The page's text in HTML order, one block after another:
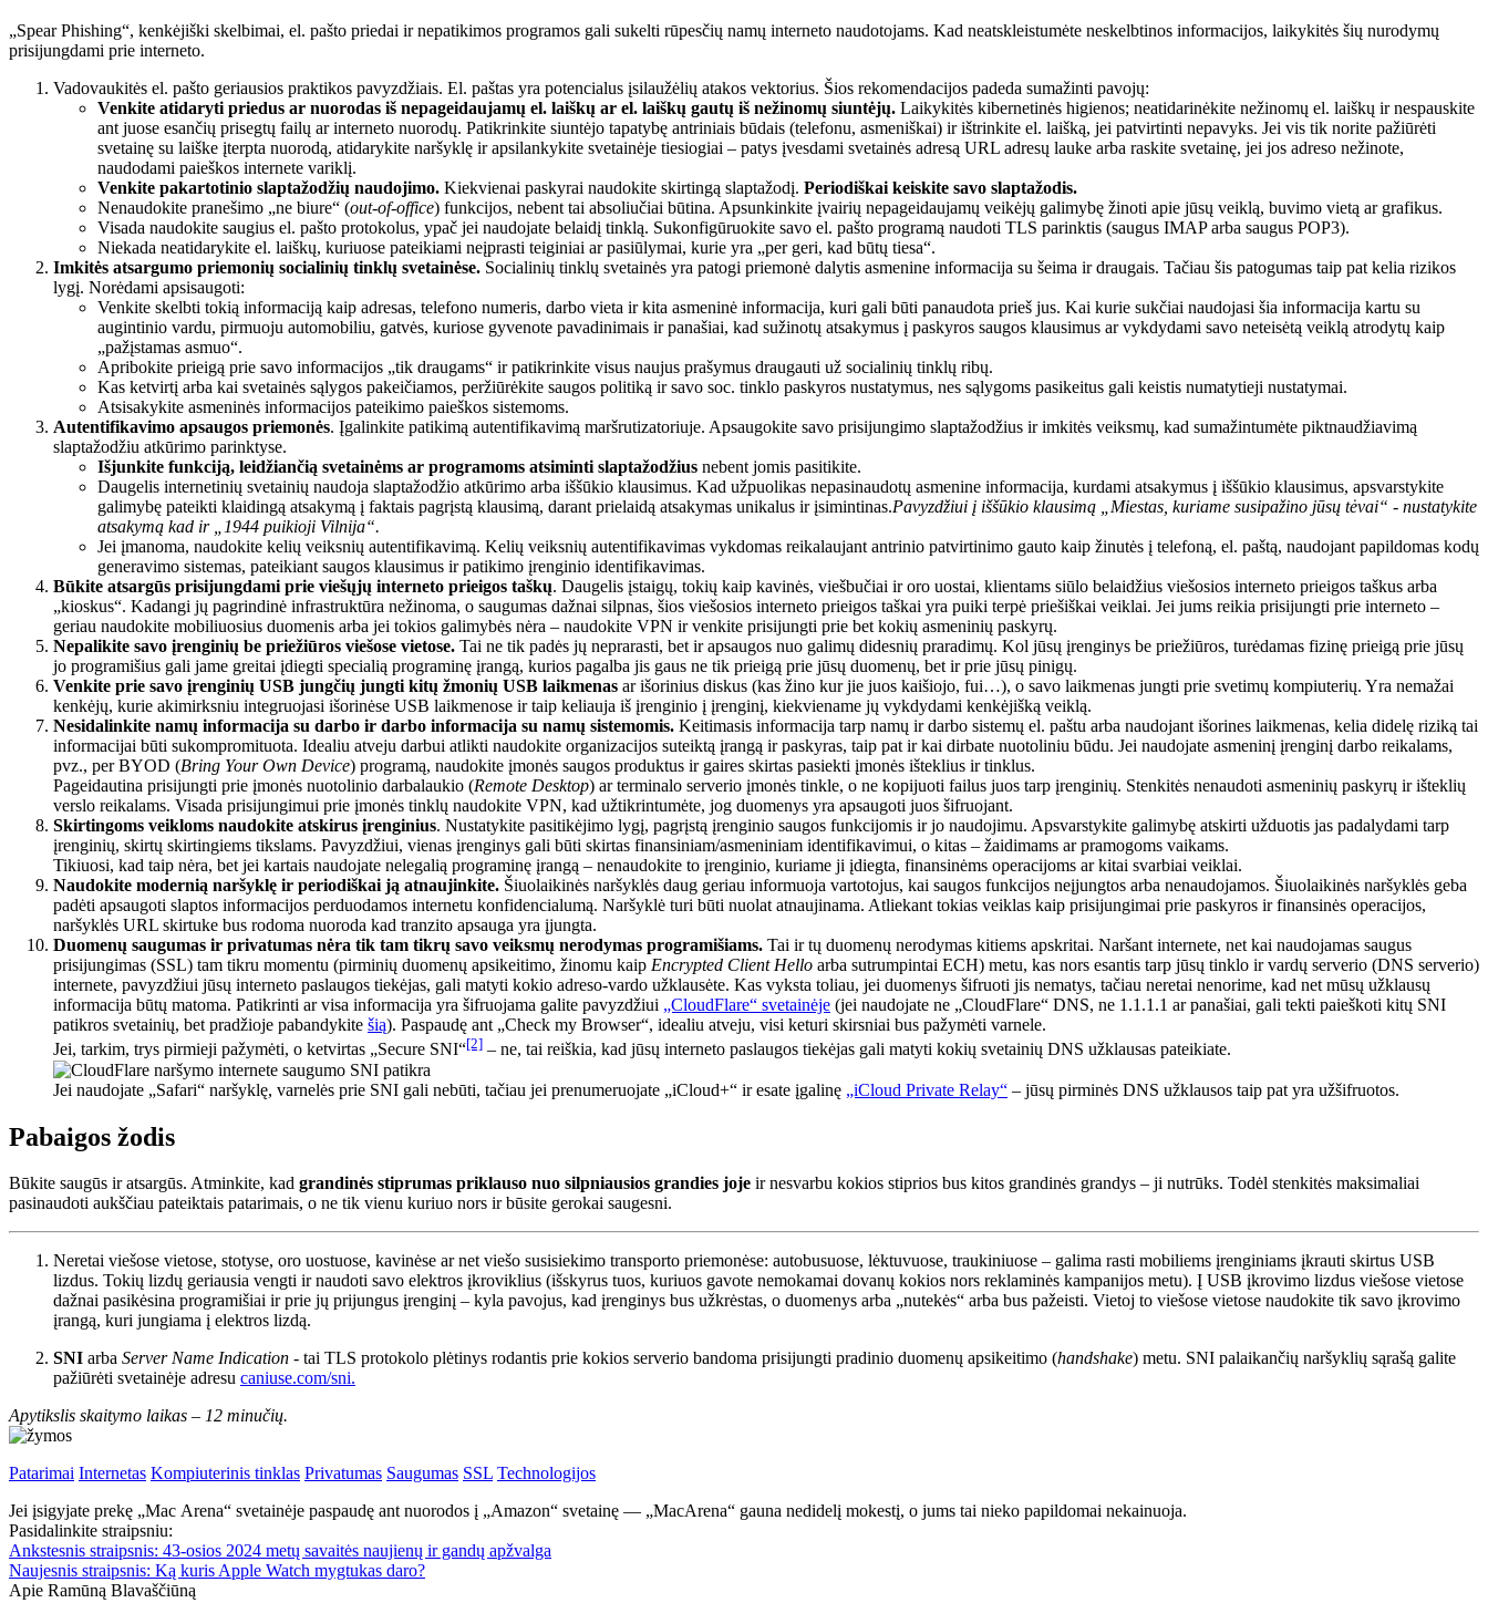
„Spear Phishing“, kenkėjiški skelbimai, el. pašto priedai ir nepatikimos programos gali sukelti rūpesčių namų interneto naudotojams. Kad neatskleistumėte neskelbtinos informacijos, laikykitės šių nurodymų
prisijungdami prie interneto.
Vadovaukitės el. pašto geriausios praktikos pavyzdžiais. El. paštas yra potencialus įsilaužėlių atakos vektorius. Šios rekomendacijos padeda sumažinti pavojų:
Venkite atidaryti priedus ar nuorodas iš nepageidaujamų el. laiškų ar el. laiškų gautų iš nežinomų siuntėjų. Laikykitės kibernetinės higienos; neatidarinėkite nežinomų el. laiškų ir nespauskite
ant juose esančių prisegtų failų ar interneto nuorodų. Patikrinkite siuntėjo tapatybę antriniais būdais (telefonu, asmeniškai) ir ištrinkite el. laišką, jei patvirtinti nepavyks. Jei vis tik norite pažiūrėti
svetainę su laiške įterpta nuorodą, atidarykite naršyklę ir apsilankykite svetainėje tiesiogiai – patys įvesdami svetainės adresą URL adresų lauke arba raskite svetainę, jei jos adreso nežinote,
naudodami paieškos internete variklį.
Venkite pakartotinio slaptažodžių naudojimo. Kiekvienai paskyrai naudokite skirtingą slaptažodį. Periodiškai keiskite savo slaptažodis.
Nenaudokite pranešimo „ne biure“ (out-of-office) funkcijos, nebent tai absoliučiai būtina. Apsunkinkite įvairių nepageidaujamų veikėjų galimybę žinoti apie jūsų veiklą, buvimo vietą ar grafikus.
Visada naudokite saugius el. pašto protokolus, ypač jei naudojate belaidį tinklą. Sukonfigūruokite savo el. pašto programą naudoti TLS parinktis (saugus IMAP arba saugus POP3).
Niekada neatidarykite el. laiškų, kuriuose pateikiami neįprasti teiginiai ar pasiūlymai, kurie yra „per geri, kad būtų tiesa“.
Imkitės atsargumo priemonių socialinių tinklų svetainėse. Socialinių tinklų svetainės yra patogi priemonė dalytis asmenine informacija su šeima ir draugais. Tačiau šis patogumas taip pat kelia rizikos
lygį. Norėdami apsisaugoti:
Venkite skelbti tokią informaciją kaip adresas, telefono numeris, darbo vieta ir kita asmeninė informacija, kuri gali būti panaudota prieš jus. Kai kurie sukčiai naudojasi šia informacija kartu su
augintinio vardu, pirmuoju automobiliu, gatvės, kuriose gyvenote pavadinimais ir panašiai, kad sužinotų atsakymus į paskyros saugos klausimus ar vykdydami savo neteisėtą veiklą atrodytų kaip
„pažįstamas asmuo“.
Apribokite prieigą prie savo informacijos „tik draugams“ ir patikrinkite visus naujus prašymus draugauti už socialinių tinklų ribų.
Kas ketvirtį arba kai svetainės sąlygos pakeičiamos, peržiūrėkite saugos politiką ir savo soc. tinklo paskyros nustatymus, nes sąlygoms pasikeitus gali keistis numatytieji nustatymai.
Atsisakykite asmeninės informacijos pateikimo paieškos sistemoms.
Autentifikavimo apsaugos priemonės. Įgalinkite patikimą autentifikavimą maršrutizatoriuje. Apsaugokite savo prisijungimo slaptažodžius ir imkitės veiksmų, kad sumažintumėte piktnaudžiavimą
slaptažodžiu atkūrimo parinktyse.
Išjunkite funkciją, leidžiančią svetainėms ar programoms atsiminti slaptažodžius nebent jomis pasitikite.
Daugelis internetinių svetainių naudoja slaptažodžio atkūrimo arba iššūkio klausimus. Kad užpuolikas nepasinaudotų asmenine informacija, kurdami atsakymus į iššūkio klausimus, apsvarstykite
galimybę pateikti klaidingą atsakymą į faktais pagrįstą klausimą, darant prielaidą atsakymas unikalus ir įsimintinas.Pavyzdžiui į iššūkio klausimą „Miestas, kuriame susipažino jūsų tėvai“ - nustatykite
atsakymą kad ir „1944 puikioji Vilnija“.
Jei įmanoma, naudokite kelių veiksnių autentifikavimą. Kelių veiksnių autentifikavimas vykdomas reikalaujant antrinio patvirtinimo gauto kaip žinutės į telefoną, el. paštą, naudojant papildomas kodų
generavimo sistemas, pateikiant saugos klausimus ir patikimo įrenginio identifikavimas.
Būkite atsargūs prisijungdami prie viešųjų interneto prieigos taškų. Daugelis įstaigų, tokių kaip kavinės, viešbučiai ir oro uostai, klientams siūlo belaidžius viešosios interneto prieigos taškus arba
„kioskus“. Kadangi jų pagrindinė infrastruktūra nežinoma, o saugumas dažnai silpnas, šios viešosios interneto prieigos taškai yra puiki terpė priešiškai veiklai. Jei jums reikia prisijungti prie interneto –
geriau naudokite mobiliuosius duomenis arba jei tokios galimybės nėra – naudokite VPN ir venkite prisijungti prie bet kokių asmeninių paskyrų.
Nepalikite savo įrenginių be priežiūros viešose vietose. Tai ne tik padės jų neprarasti, bet ir apsaugos nuo galimų didesnių praradimų. Kol jūsų įrenginys be priežiūros, turėdamas fizinę prieigą prie jūsų
jo programišius gali jame greitai įdiegti specialią programinę įrangą, kurios pagalba jis gaus ne tik prieigą prie jūsų duomenų, bet ir prie jūsų pinigų.
Venkite prie savo įrenginių USB jungčių jungti kitų žmonių USB laikmenas ar išorinius diskus (kas žino kur jie juos kaišiojo, fui…), o savo laikmenas jungti prie svetimų kompiuterių. Yra nemažai
kenkėjų, kurie akimirksniu integruojasi išorinėse USB laikmenose ir taip keliauja iš įrenginio į įrenginį, kiekviename jų vykdydami kenkėjišką veiklą.
Nesidalinkite namų informacija su darbo ir darbo informacija su namų sistemomis. Keitimasis informacija tarp namų ir darbo sistemų el. paštu arba naudojant išorines laikmenas, kelia didelę riziką tai
informacijai būti sukompromituota. Idealiu atveju darbui atlikti naudokite organizacijos suteiktą įrangą ir paskyras, taip pat ir kai dirbate nuotoliniu būdu. Jei naudojate asmeninį įrenginį darbo reikalams,
pvz., per BYOD (‌Bring Your Own Device) programą, naudokite įmonės saugos produktus ir gaires skirtas pasiekti įmonės išteklius ir tinklus.
Pageidautina prisijungti prie įmonės nuotolinio darbalaukio (Remote Desktop) ar terminalo serverio įmonės tinkle, o ne kopijuoti failus juos tarp įrenginių. Stenkitės nenaudoti asmeninių paskyrų ir išteklių
verslo reikalams. Visada prisijungimui prie įmonės tinklų naudokite VPN, kad užtikrintumėte, jog duomenys yra apsaugoti juos šifruojant.
Skirtingoms veikloms naudokite atskirus įrenginius. Nustatykite pasitikėjimo lygį, pagrįstą įrenginio saugos funkcijomis ir jo naudojimu. Apsvarstykite galimybę atskirti užduotis jas padalydami tarp
įrenginių, skirtų skirtingiems tikslams. Pavyzdžiui, vienas įrenginys gali būti skirtas finansiniam/asmeniniam identifikavimui, o kitas – žaidimams ar pramogoms vaikams.
Tikiuosi, kad taip nėra, bet jei kartais naudojate nelegalią programinę įrangą – nenaudokite to įrenginio, kuriame ji įdiegta, finansinėms operacijoms ar kitai svarbiai veiklai.
Naudokite modernią naršyklę ir periodiškai ją atnaujinkite. Šiuolaikinės naršyklės daug geriau informuoja vartotojus, kai saugos funkcijos neįjungtos arba nenaudojamos. Šiuolaikinės naršyklės geba
padėti apsaugoti slaptos informacijos perduodamos internetu konfidencialumą. Naršyklė turi būti nuolat atnaujinama. Atliekant tokias veiklas kaip prisijungimai prie paskyros ir finansinės operacijos,
naršyklės URL skirtuke bus rodoma nuoroda kad tranzito apsauga yra įjungta.
Duomenų saugumas ir privatumas nėra tik tam tikrų savo veiksmų nerodymas programišiams. Tai ir tų duomenų nerodymas kitiems apskritai. Naršant internete, net kai naudojamas saugus
prisijungimas (SSL) tam tikru momentu (pirminių duomenų apsikeitimo, žinomu kaip Encrypted Client Hello arba sutrumpintai ECH) metu, kas nors esantis tarp jūsų tinklo ir vardų serverio (DNS serverio)
internete, pavyzdžiui jūsų interneto paslaugos tiekėjas, gali matyti kokio adreso-vardo užklausėte. Kas vyksta toliau, jei duomenys šifruoti jis nematys, tačiau neretai nenorime, kad net mūsų užklausų
informacija būtų matoma. Patikrinti ar visa informacija yra šifruojama galite pavyzdžiui „CloudFlare“ svetainėje (jei naudojate ne „CloudFlare“ DNS, ne 1.1.1.1 ar panašiai, gali tekti paieškoti kitų SNI
patikros svetainių, bet pradžioje pabandykite šią). Paspaudę ant „Check my Browser“, idealiu atveju, visi keturi skirsniai bus pažymėti varnele.
Jei, tarkim, trys pirmieji pažymėti, o ketvirtas „Secure SNI“[2] – ne, tai reiškia, kad jūsų interneto paslaugos tiekėjas gali matyti kokių svetainių DNS užklausas pateikiate.
Jei naudojate „Safari“ naršyklę, varnelės prie SNI gali nebūti, tačiau jei prenumeruojate „iCloud+“ ir esate įgalinę „iCloud Private Relay“ – jūsų pirminės DNS užklausos taip pat yra užšifruotos.
Pabaigos žodis
Būkite saugūs ir atsargūs. Atminkite, kad grandinės stiprumas priklauso nuo silpniausios grandies joje ir nesvarbu kokios stiprios bus kitos grandinės grandys – ji nutrūks. Todėl stenkitės maksimaliai
pasinaudoti aukščiau pateiktais patarimais, o ne tik vienu kuriuo nors ir būsite gerokai saugesni.
Neretai viešose vietose, stotyse, oro uostuose, kavinėse ar net viešo susisiekimo transporto priemonėse: autobusuose, lėktuvuose, traukiniuose – galima rasti mobiliems įrenginiams įkrauti skirtus USB
lizdus. Tokių lizdų geriausia vengti ir naudoti savo elektros įkroviklius (išskyrus tuos, kuriuos gavote nemokamai dovanų kokios nors reklaminės kampanijos metu). Į USB įkrovimo lizdus viešose vietose
dažnai pasikėsina programišiai ir prie jų prijungus įrenginį – kyla pavojus, kad įrenginys bus užkrėstas, o duomenys arba „nutekės“ arba bus pažeisti. Vietoj to viešose vietose naudokite tik savo įkrovimo
įrangą, kuri jungiama į elektros lizdą.
SNI arba Server Name Indication - tai TLS protokolo plėtinys rodantis prie kokios serverio bandoma prisijungti pradinio duomenų apsikeitimo (‌handshake) metu. SNI palaikančių naršyklių sąrašą galite
pažiūrėti svetainėje adresu caniuse.com/sni.
Apytikslis skaitymo laikas – 12 minučių.
Patarimai Internetas Kompiuterinis tinklas Privatumas Saugumas SSL Technologijos
Jei įsigyjate prekę „Mac Arena“ svetainėje paspaudę ant nuorodos į „Amazon“ svetainę — „MacArena“ gauna nedidelį mokestį, o jums tai nieko papildomai nekainuoja.
Pasidalinkite straipsniu:
Ankstesnis straipsnis: 43-osios 2024 metų savaitės naujienų ir gandų apžvalga
Naujesnis straipsnis: Ką kuris Apple Watch mygtukas daro?
Apie Ramūną Blavaščiūną